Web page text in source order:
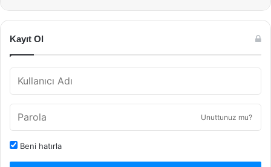
Kayıt Ol
Unuttunuz mu?
Beni hatırla